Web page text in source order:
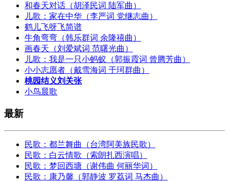
和春天对话（胡泽民词 陆军曲）
儿歌：家在中华（李严词 党继志曲）
鹤儿飞呀飞简谱
牛角弯弯（韩乐群词 余隆禧曲）
画春天（刘爱斌词 范曙光曲）
儿歌：我是一只小蚂蚁（郭振霞词 曾腾芳曲）
小小志愿者（戴雪海词 于珂群曲）
桃园结义刘关张
小鸟晨歌
最新
民歌：都兰舞曲（台湾阿美族民歌）
民歌：白云情歌（索朗扎西演唱）
民歌：梦回西塘（谢伟曲 何丽华词）
民歌：康乃馨（郭静波 罗荔词 马杰曲）